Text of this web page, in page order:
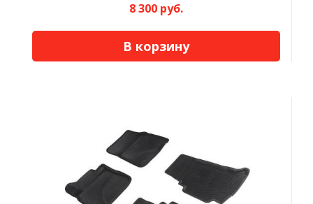
8 300 руб.
В корзину